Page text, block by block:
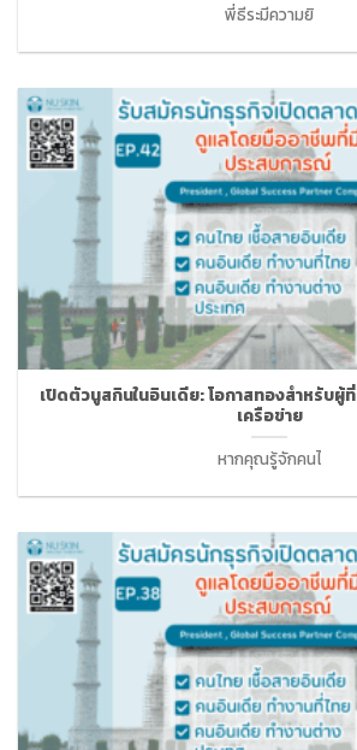
พี่ธีระมีความยิ
เปิดตัวนูสกินในอินเดีย: โอกาสทองสำหรับผู้
เครือข่าย
หากคุณรู้จักคนไ